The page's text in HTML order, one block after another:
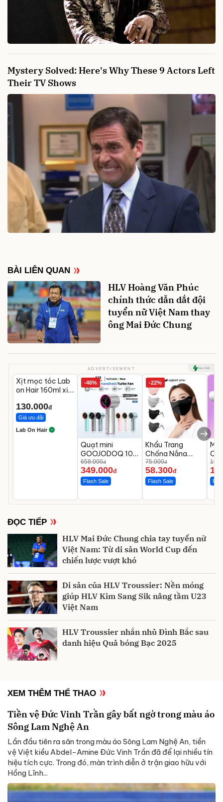
BÀI LIÊN QUAN
HLV Hoàng Văn Phúc
chính thức dẫn dắt đội
tuyển nữ Việt Nam thay
ông Mai Đức Chung
ADVERTISEMENT
Xịt mọc tóc Lab
on Hair 160ml xịt
giấm táo
130.000đ
Giá ưu đãi
Lab On Hair
-46%
Quạt mini
GOOJODOQ 100
tốc độ gió cầm
tay
658.000đ
349.000đ
Flash Sale
-22%
Khẩu Trang
Chống Nắng
UPF50+ Chống
UV UPPER YOU
75.000đ
58.300đ
Flash Sale
ĐỌC TIẾP
HLV Mai Đức Chung chia tay tuyển nữ
Việt Nam: Từ di sản World Cup đến
chiến lược vượt khó
Di sản của HLV Troussier: Nền móng
giúp HLV Kim Sang Sik nâng tầm U23
Việt Nam
HLV Troussier nhắn nhủ Đình Bắc sau
danh hiệu Quả bóng Bạc 2025
XEM THÊM THỂ THAO
Tiền vệ Đức Vinh Trần gây bất ngờ trong màu áo
Sông Lam Nghệ An
Lần đầu tiên ra sân trong màu áo Sông Lam Nghệ An, tiền
vệ Việt kiều Abdel-Amine Đức Vinh Trần đã để lại nhiều tín
hiệu tích cực. Trong đó, màn trình diễn ở trận giao hữu với
Hồng Lĩnh...